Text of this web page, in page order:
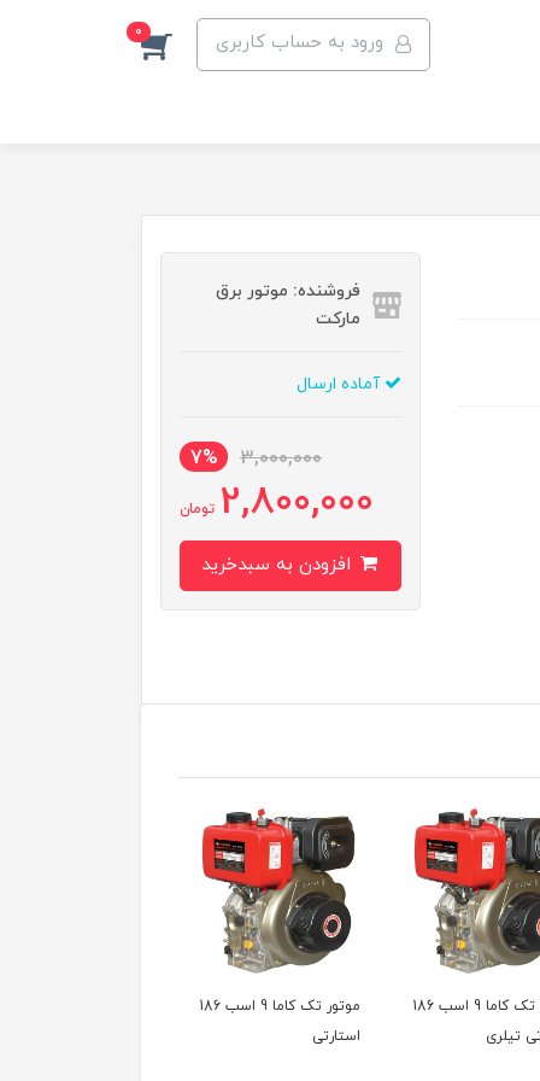
ورود به حساب کاربری 0
فروشنده: موتور برق
مارکت
آماده ارسال
3,000,000
7%
2,800,000 تومان
موتور تک کاما 9 اسب 186
تیلری
موتور تک کاما 9 اسب 186
استارتی